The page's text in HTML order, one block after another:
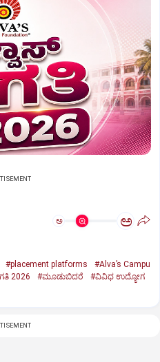
ಅ ಅ
#placement platforms
#Alva’s Campu
2026 #ಮೂಡುಬಿದರೆ
#ವಿವಿಧ ಉದ್ಯೋಗ